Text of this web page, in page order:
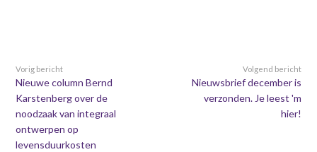
Vorig bericht
Nieuwe column Bernd
Karstenberg over de
noodzaak van integraal
ontwerpen op
levensduurkosten
Volgend bericht
Nieuwsbrief december is
verzonden. Je leest 'm
hier!